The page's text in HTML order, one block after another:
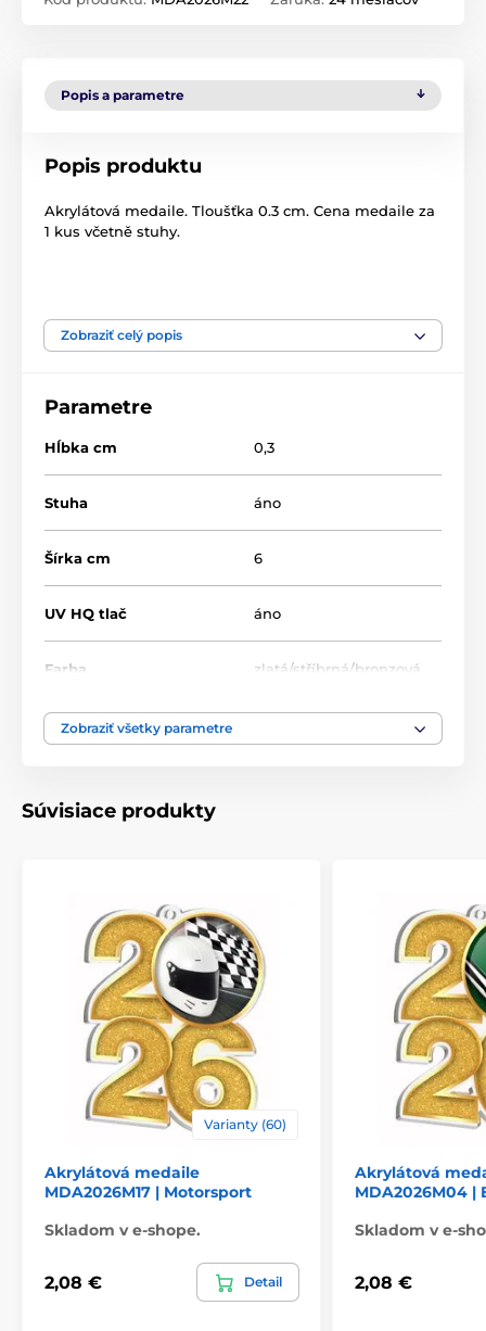
Popis a parametre
Popis produktu
Akrylátová medaile. Tloušťka 0.3 cm. Cena medaile za
1 kus včetně stuhy.
edice 2026 Streľba Medaile
Zobraziť celý popis
Parametre
Hĺbka cm 0,3
Stuha áno
Šírka cm 6
UV HQ tlač áno
Farba zlatá/stříbrná/bronzová
Výška cm
Zobraziť všetky parametre
Súvisiace produkty
Varianty (60)
Akrylátová medaile
MDA2026M17 | Motorsport
Skladom v e-shope.
2,08 € Detail
Akrylátová
MDA2026M04 |
Skladom v e-
2,08 €